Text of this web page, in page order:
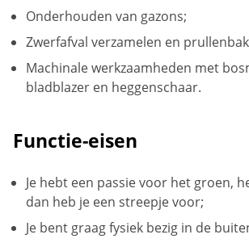
Onderhouden van gazons;
Zwerfafval verzamelen en
Machinale werkzaamheden met
bladblazer en heggenschaar.
Functie-eisen
Je hebt een passie voor het groen,
dan heb je een streepje voor;
Je bent graag fysiek bezig in de